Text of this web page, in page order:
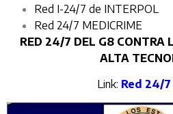
Red I-24/7 de INTERPOL
Red 24/7 MEDICRIME
RED 24/7 DEL G8 CONTRA
ALTA
Link: Red 24/